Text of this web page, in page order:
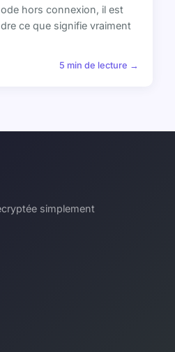
hors connexion, il est
ce que signifie vraiment
5 min de lecture →
simplement